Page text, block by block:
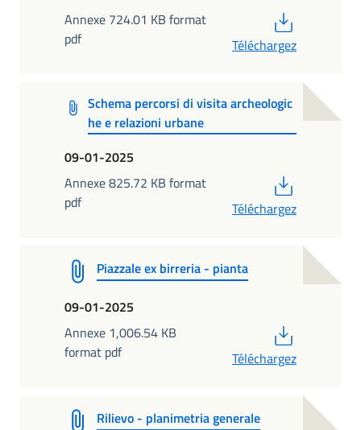
Annexe 724.01 KB format
pdf
Téléchargez
Schema percorsi di visita archeologic
he e relazioni urbane
09-01-2025
Annexe 825.72 KB format
pdf
Téléchargez
Piazzale ex birreria - pianta
09-01-2025
Annexe 1,006.54 KB
format pdf
Téléchargez
Rilievo - planimetria generale